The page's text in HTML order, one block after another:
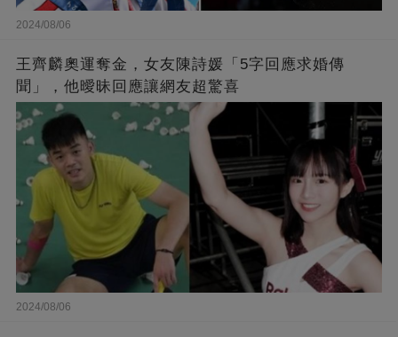
2024/08/06
王齊麟奧運奪金，女友陳詩媛「5字回應求婚傳
聞」，他曖昧回應讓網友超驚喜
2024/08/06